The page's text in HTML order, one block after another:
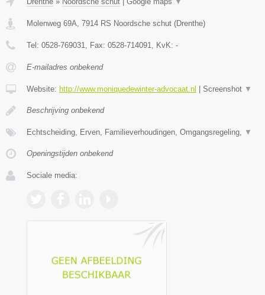
Molenweg 69A, 7914 RS Noordsche schut (Drenthe)
Tel: 0528-769031, Fax: 0528-714091, KvK: -
E-mailadres onbekend
Website: http://www.moniquedewinter-advocaat.nl Screenshot ▼
Beschrijving onbekend
Echtscheiding, Erven, Familieverhoudingen, Omgangsregeling, ▼
Openingstijden onbekend
Sociale media: